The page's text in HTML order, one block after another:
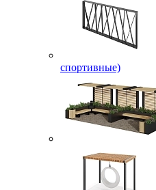
спортивные)